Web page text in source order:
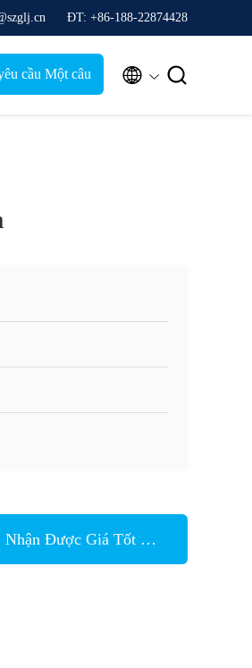
ĐT: +86-188-22874428
cầu Một câu  
Nhận Được Giá Tốt Nhất